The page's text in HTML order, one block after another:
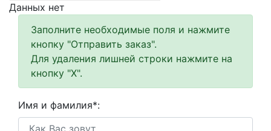
Данных нет
Заполните необходимые поля и нажмите
кнопку "Отправить заказ".
Для удаления лишней строки нажмите на
кнопку "Х".
Имя и фамилия*: